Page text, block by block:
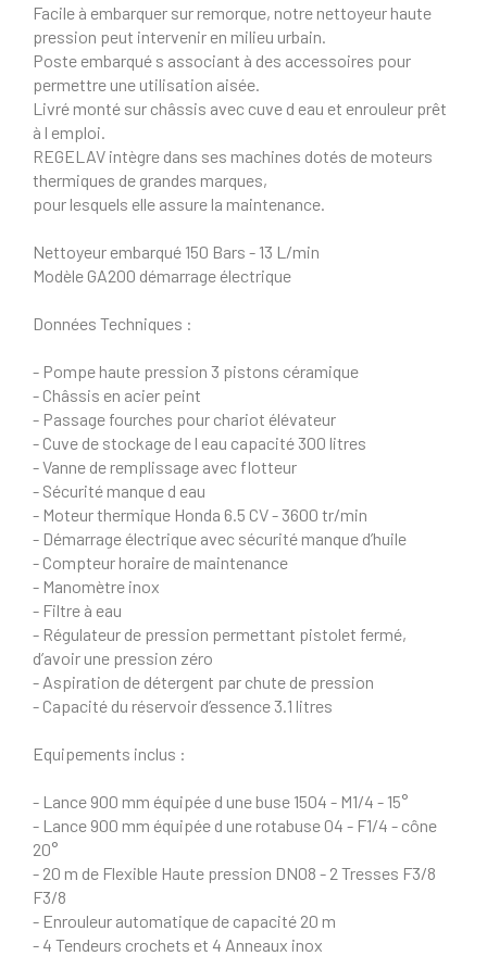
Facile à embarquer sur remorque, notre nettoyeur haute
pression peut intervenir en milieu urbain.
Poste embarqué s associant à des accessoires pour
permettre une utilisation aisée.
Livré monté sur châssis avec cuve d eau et enrouleur prêt
à l emploi.
REGELAV intègre dans ses machines dotés de moteurs
thermiques de grandes marques,
pour lesquels elle assure la maintenance.
Nettoyeur embarqué 150 Bars - 13 L/min
Modèle GA200 démarrage électrique
Données Techniques :
- Pompe haute pression 3 pistons céramique
- Châssis en acier peint
- Passage fourches pour chariot élévateur
- Cuve de stockage de l eau capacité 300 litres
- Vanne de remplissage avec flotteur
- Sécurité manque d eau
- Moteur thermique Honda 6.5 CV - 3600 tr/min
- Démarrage électrique avec sécurité manque d’huile
- Compteur horaire de maintenance
- Manomètre inox
- Filtre à eau
- Régulateur de pression permettant pistolet fermé,
d’avoir une pression zéro
- Aspiration de détergent par chute de pression
- Capacité du réservoir d’essence 3.1 litres
Equipements inclus :
- Lance 900 mm équipée d une buse 1504 - M1/4 - 15°
- Lance 900 mm équipée d une rotabuse 04 - F1/4 - cône
20°
- 20 m de Flexible Haute pression DN08 - 2 Tresses F3/8
F3/8
- Enrouleur automatique de capacité 20 m
- 4 Tendeurs crochets et 4 Anneaux inox